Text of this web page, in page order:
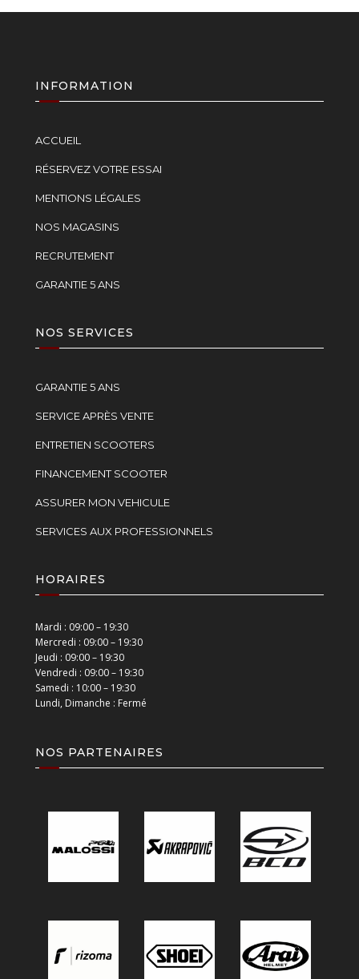
INFORMATION
ACCUEIL
RÉSERVEZ VOTRE ESSAI
MENTIONS LÉGALES
NOS MAGASINS
RECRUTEMENT
GARANTIE 5 ANS
NOS SERVICES
GARANTIE 5 ANS
SERVICE APRÈS VENTE
ENTRETIEN SCOOTERS
FINANCEMENT SCOOTER
ASSURER MON VEHICULE
SERVICES AUX PROFESSIONNELS
HORAIRES
Mardi : 09:00 – 19:30
Mercredi : 09:00 – 19:30
Jeudi : 09:00 – 19:30
Vendredi : 09:00 – 19:30
Samedi : 10:00 – 19:30
Lundi, Dimanche : Fermé
NOS PARTENAIRES